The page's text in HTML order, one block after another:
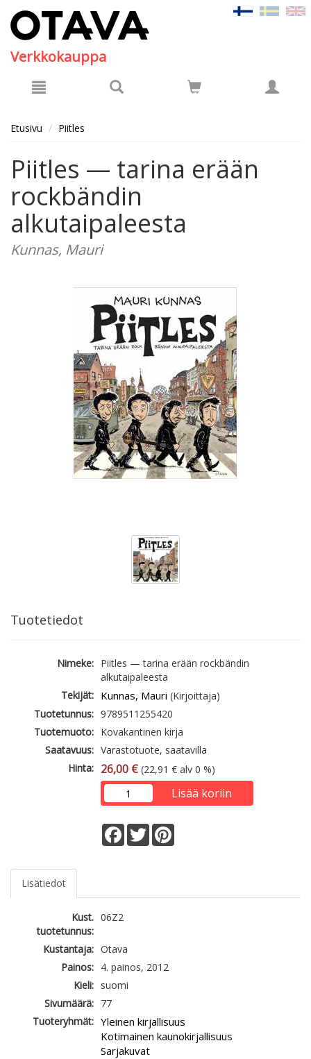
Verkkokauppa
Etusivu Piitles
Piitles — tarina erään
rockbändin
alkutaipaleesta
Kunnas, Mauri
Tuotetiedot
Nimeke: Piitles — tarina erään rockbändin
alkutaipaleesta
Tekijät: Kunnas, Mauri (Kirjoittaja)
Tuotetunnus: 9789511255420
Tuotemuoto: Kovakantinen kirja
Saatavuus: Varastotuote, saatavilla
Hinta: 26,00 € (22,91 € alv 0 %)
Lisää koriin
Facebook
Twitter
Lisätiedot
Kust.
tuotetunnus:
06Z2
Kustantaja: Otava
Painos: 4. painos, 2012
Kieli: suomi
Sivumäärä: 77
Tuoteryhmät: Yleinen kirjallisuus
Kotimainen kaunokirjallisuus
Sarjakuvat